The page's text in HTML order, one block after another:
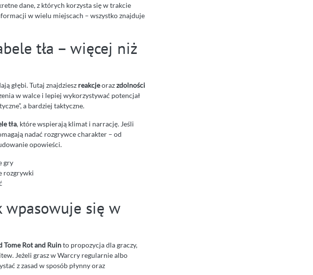
dane, z których korzysta się w trakcie
w wielu miejscach – wszystko znajduje
tła – więcej niż
głębi. Tutaj znajdziesz reakcjeorazzdolności
w walce i lepiej wykorzystywać potencjał
a bardziej taktyczne.
tła, które wspierają klimat i narrację. Jeśli
nadać rozgrywce charakter – od
opowieści.
gry
rozgrywki
wpasowuje się w
Tome Rot and Ruinto propozycja dla graczy,
Jeżeli grasz w Warcry regularnie albo
z zasad w sposób płynny oraz